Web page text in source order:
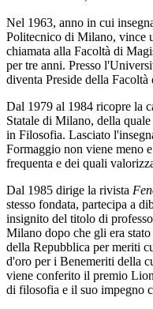
Nel 1963, anno in cui
Politecnico di Milano, vince
chiamata alla Facoltà di
per tre anni. Presso
diventa Preside della
Dal 1979 al 1984 ricopre la
Statale di Milano, della
in Filosofia. Lasciato
Formaggio non viene meno
frequenta e dei quali
Dal 1985 dirige la rivista
stesso fondata, partecipa a
insignito del titolo di
Milano dopo che gli era
della Repubblica per meriti
d'oro per i Benemeriti della
viene conferito il premio
di filosofia e il suo impegno